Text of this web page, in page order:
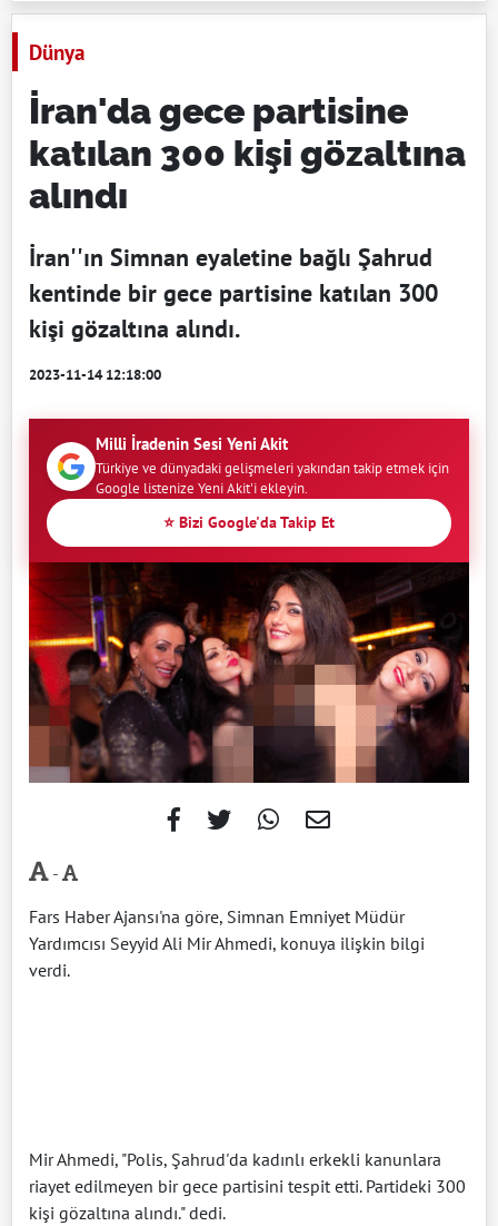
Dünya
İran'da gece partisine
katılan 300 kişi gözaltına
alındı
İran''ın Simnan eyaletine bağlı Şahrud
kentinde bir gece partisine katılan 300
kişi gözaltına alındı.
2023-11-14 12:18:00
Milli İradenin Sesi Yeni Akit
Türkiye ve dünyadaki gelişmeleri yakından takip etmek için
Google listenize Yeni Akit'i ekleyin.
⭐ Bizi Google'da Takip Et
-
Fars Haber Ajansı'na göre, Simnan Emniyet Müdür
Yardımcısı Seyyid Ali Mir Ahmedi, konuya ilişkin bilgi
verdi.
Mir Ahmedi, "Polis, Şahrud'da kadınlı erkekli kanunlara
riayet edilmeyen bir gece partisini tespit etti. Partideki 300
kişi gözaltına alındı." dedi.